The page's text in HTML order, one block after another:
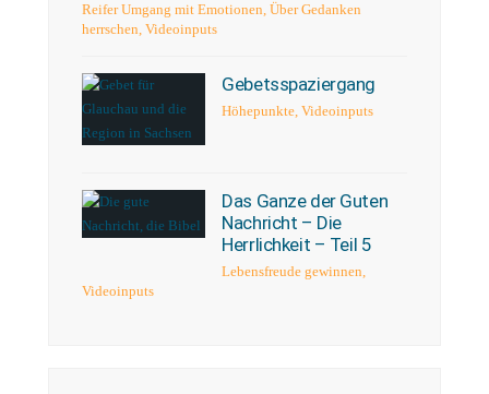
Reifer Umgang mit Emotionen, Über Gedanken
herrschen, Videoinputs
Gebetsspaziergang
Höhepunkte,Videoinputs
Das Ganze der Guten
Nachricht – Die
Herrlichkeit – Teil 5
Lebensfreude gewinnen,
Videoinputs